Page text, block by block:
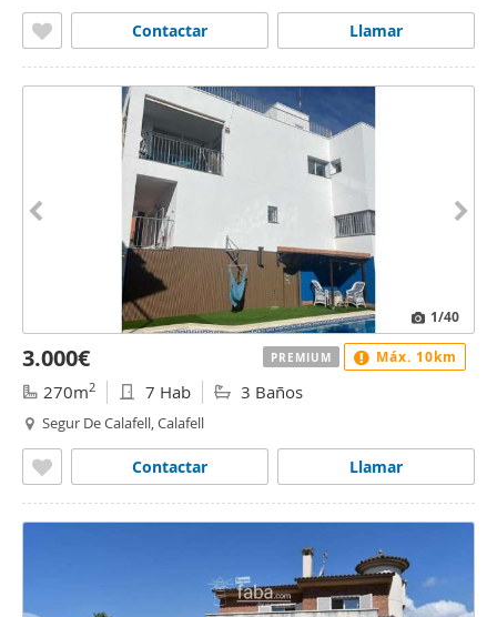
Llamar
Contactar
1/40
3.000€
270m2 7 Hab 3 Baños
Segur De Calafell, Calafell
Llamar
Contactar
PREMIUM Máx. 10km